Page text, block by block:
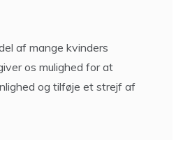
af mange kvinders
os mulighed for at
og tilføje et strejf af